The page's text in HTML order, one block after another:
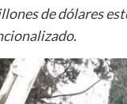
de dólares